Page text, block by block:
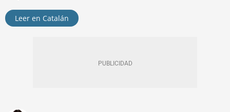
Leer en Catalán